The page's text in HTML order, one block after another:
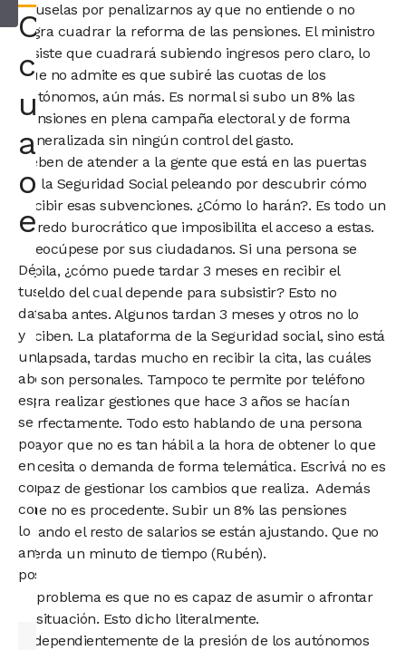
Bruselas por penalizarnos ay que no entiende o no
logra cuadrar la reforma de las pensiones. El ministro
insiste que cuadrará subiendo ingresos pero claro, lo
que no admite es que subiré las cuotas de los
autónomos, aún más. Es normal si subo un 8% las
pensiones en plena campaña electoral y de forma
generalizada sin ningún control del gasto.
Deben de atender a la gente que está en las puertas
de la Seguridad Social peleando por descubrir cómo
recibir esas subvenciones. ¿Cómo lo harán?. Es todo un
enredo burocrático que imposibilita el acceso a estas.
Preocúpese por sus ciudadanos. Si una persona se
jubila, ¿cómo puede tardar 3 meses en recibir el
sueldo del cual depende para subsistir? Esto no
pasaba antes. Algunos tardan 3 meses y otros no lo
reciben. La plataforma de la Seguridad social, sino está
colapsada, tardas mucho en recibir la cita, las cuáles
no son personales. Tampoco te permite por teléfono
para realizar gestiones que hace 3 años se hacían
perfectamente. Todo esto hablando de una persona
mayor que no es tan hábil a la hora de obtener lo que
necesita o demanda de forma telemática. Escrivá no es
capaz de gestionar los cambios que realiza. Además
que no es procedente. Subir un 8% las pensiones
cuando el resto de salarios se están ajustando. Que no
pierda un minuto de tiempo (Rubén).
El problema es que no es capaz de asumir o afrontar
la situación. Esto dicho literalmente.
Independientemente de la presión de los autónomos
Consultar
con
un
abogado
o
economista
Déjanos
tus
datos
y
un
abogado
especialista
se
pondrá
en
contacto
contigo
lo
antes
posible.